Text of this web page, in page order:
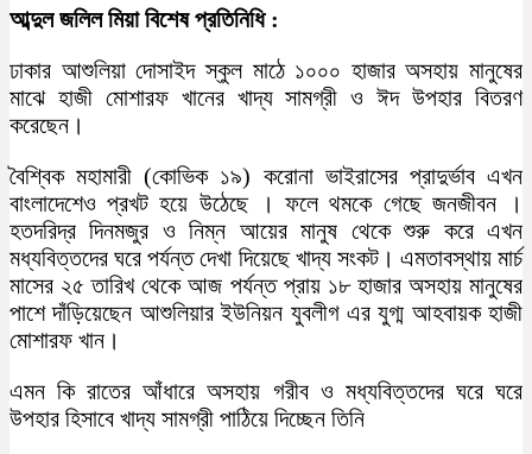
আব্দুল জলিল মিয়া বিশেষ প্রতিনিধি :
ঢাকার আশুলিয়া দোসাইদ স্কুল মাঠে ১০০০ হাজার অসহায় মানুষের
মাঝে হাজী মোশারফ খানের খাদ্য সামগ্রী ও ঈদ উপহার বিতরণ
করেছেন।
বৈশ্বিক মহামারী (কোভিক ১৯) করোনা ভাইরাসের প্রাদুর্ভাব এখন
বাংলাদেশেও প্রখট হয়ে উঠেছে । ফলে থমকে গেছে জনজীবন ।
‍হতদরিদ্র দিনমজুর ও নিম্ন আয়ের মানুষ থেকে শুরু করে এখন
মধ্যবিত্তদের ঘরে পর্যন্ত দেখা দিয়েছে খাদ্য সংকট। এমতাবস্থায় মার্চ
মাসের ২৫ তারিখ থেকে আজ পর্যন্ত প্রায় ১৮ হাজার অসহায় মানুষের
পাশে দাঁড়িয়েছেন আশুলিয়ার ইউনিয়ন যুবলীগ এর যুগ্ম আহবায়ক হাজী
মোশারফ খান।
এমন কি রাতের আঁধারে অসহায় গরীব ও মধ্যবিত্তদের ঘরে ঘরে
উপহার হিসাবে খাদ্য সামগ্রী পাঠিয়ে দিচ্ছেন তিনি